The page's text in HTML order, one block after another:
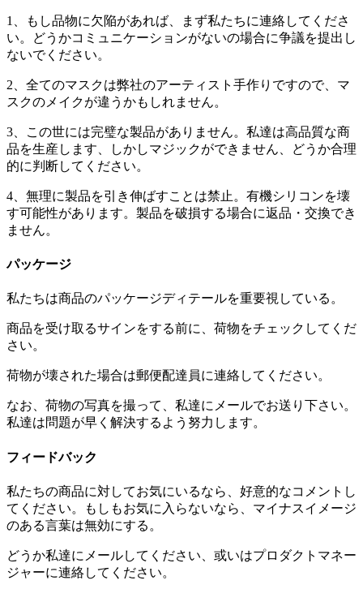
1、もし品物に欠陥があれば、まず私たちに連絡してくださ
い。どうかコミュニケーションがないの場合に争議を提出し
ないでください。
2、全てのマスクは弊社のアーティスト手作りですので、マ
スクのメイクが違うかもしれません。
3、この世には完璧な製品がありません。私達は高品質な商
品を生産します、しかしマジックができません、どうか合理
的に判断してください。
4、無理に製品を引き伸ばすことは禁止。有機シリコンを壊
す可能性があります。製品を破損する場合に返品・交換でき
ません。
パッケージ
私たちは商品のパッケージディテールを重要視している。
商品を受け取るサインをする前に、荷物をチェックしてくだ
さい。
荷物が壊された場合は郵便配達員に連絡してください。
なお、荷物の写真を撮って、私達にメールでお送り下さい。
私達は問題が早く解決するよう努力します。
フィードバック
私たちの商品に対してお気にいるなら、好意的なコメントし
てください。もしもお気に入らないなら、マイナスイメージ
のある言葉は無効にする。
どうか私達にメールしてください、或いはプロダクトマネー
ジャーに連絡してください。